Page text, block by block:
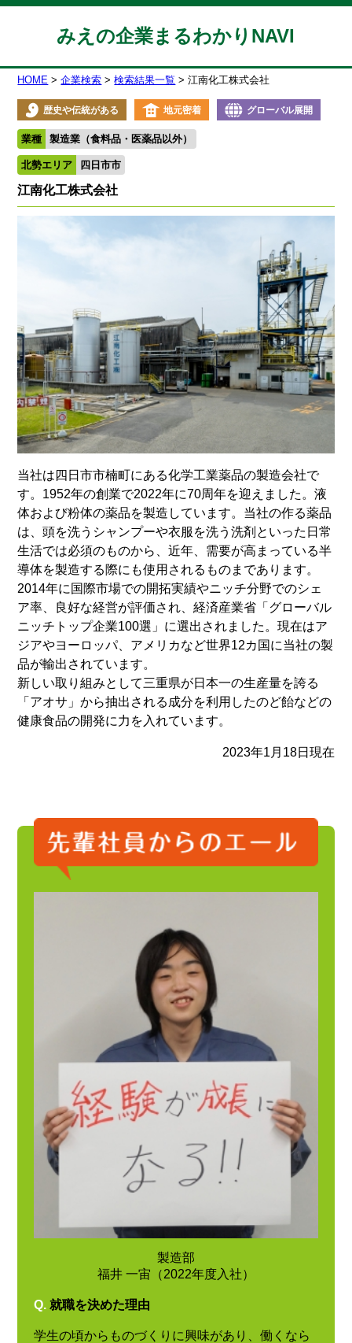
みえの企業まるわかりNAVI
HOME 企業検索 検索結果一覧 江南化工株式会社
歴史や伝統がある 地元密着 グローバル展開
業種 製造業（食料品・医薬品以外）
北勢エリア 四日市市
江南化工株式会社
当社は四日市市楠町にある化学工業薬品の製造会社で
す。1952年の創業で2022年に70周年を迎えました。液
体および粉体の薬品を製造しています。当社の作る薬品
は、頭を洗うシャンプーや衣服を洗う洗剤といった日常
生活では必須のものから、近年、需要が高まっている半
導体を製造する際にも使用されるものまであります。
2014年に国際市場での開拓実績やニッチ分野でのシェ
ア率、良好な経営が評価され、経済産業省「グローバル
ニッチトップ企業100選」に選出されました。現在はア
ジアやヨーロッパ、アメリカなど世界12カ国に当社の製
品が輸出されています。
新しい取り組みとして三重県が日本一の生産量を誇る
「アオサ」から抽出される成分を利用したのど飴などの
健康食品の開発に力を入れています。
2023年1月18日現在
製造部
福井 一宙（2022年度入社）
Q. 就職を決めた理由
学生の頃からものづくりに興味があり、働くなら